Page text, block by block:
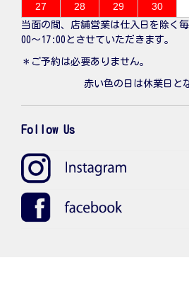
27
28 29 30
当面の間、店舗営業は仕入日を除く
00〜17:00とさせていただきます。
＊ご予約は必要ありません。
赤い色の日は休業日と
Follow Us